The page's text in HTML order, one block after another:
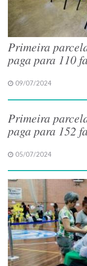
Primeira
paga para 110
09/07/2024
Primeira
paga para 152
05/07/2024